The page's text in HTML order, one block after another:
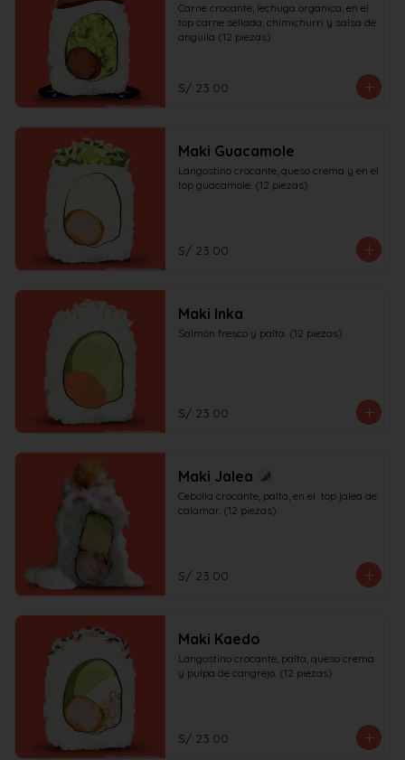
Carne crocante, lechuga organica, en el
top carne sellada, chimichurri y salsa de
anguila (12 piezas)
S/ 23.00
Maki Guacamole
Langostino crocante, queso crema y en el
top guacamole. (12 piezas)
S/ 23.00
Maki Inka
Salmón fresco y palta. (12 piezas)
S/ 23.00
Maki Jalea
Cebolla crocante, palta, en el  top jalea de
calamar. (12 piezas)
S/ 23.00
Maki Kaedo
Langostino crocante, palta, queso crema
y pulpa de cangrejo. (12 piezas)
S/ 23.00